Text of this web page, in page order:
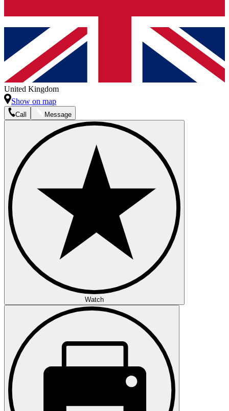
United Kingdom
Show on map
Call Message
Watch